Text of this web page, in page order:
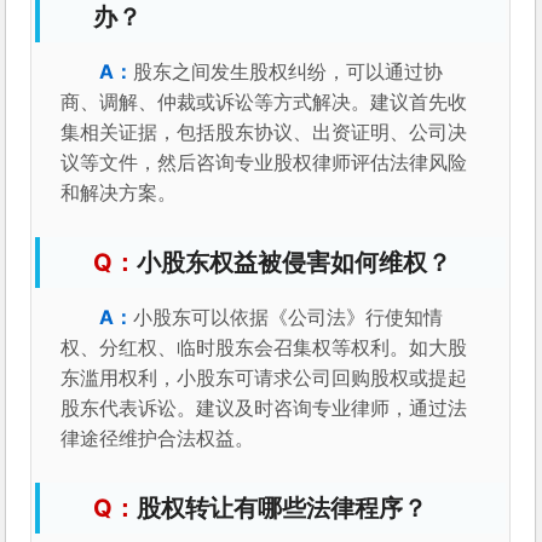
办？
股东之间发生股权纠纷，可以通过协
商、调解、仲裁或诉讼等方式解决。建议首先收
集相关证据，包括股东协议、出资证明、公司决
议等文件，然后咨询专业股权律师评估法律风险
和解决方案。
小股东权益被侵害如何维权？
小股东可以依据《公司法》行使知情
权、分红权、临时股东会召集权等权利。如大股
东滥用权利，小股东可请求公司回购股权或提起
股东代表诉讼。建议及时咨询专业律师，通过法
律途径维护合法权益。
股权转让有哪些法律程序？